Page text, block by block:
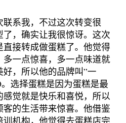
系我，不过这次转变很
，确实让我很惊讶。这次
接转成做蛋糕了。他觉得
一点惊喜，多一点味道就
，所以他的品牌叫”一
选择蛋糕是因为蛋糕是最
觉就是快乐和喜悦，所以
的生活带来惊喜。他借鉴
机构，他觉得去蛋糕店完